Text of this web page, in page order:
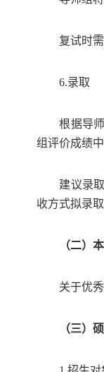
复试时
6.录取
根据导
组评价成绩
建议录
收方式拟录
（二）
关于优
（三）